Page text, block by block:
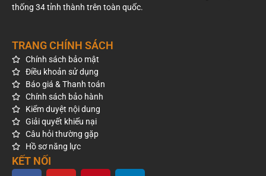
thống 34 tỉnh thành trên toàn quốc.
TRANG CHÍNH SÁCH
Chính sách bảo mật
Điều khoản sử dụng
Báo giá & Thanh toán
Chính sách bảo hành
Kiểm duyệt nội dung
Giải quyết khiếu nại
Câu hỏi thường gặp
Hồ sơ năng lực
KẾT NỐI